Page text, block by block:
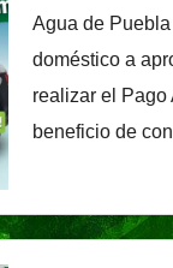
2026 y 8
auto y 60
Agua de
doméstico a
realizar el Pago
beneficio de